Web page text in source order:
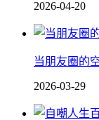
2026-04-20
当朋友圈的
2026-03-29